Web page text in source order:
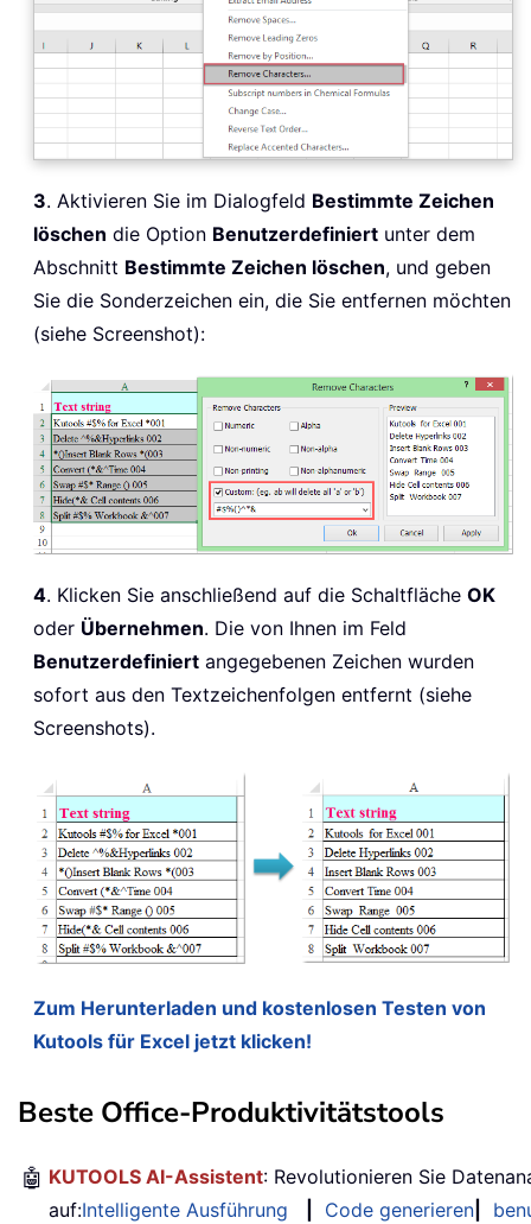
3. Aktivieren Sie im Dialogfeld Bestimmte Zeichen
löschen die Option Benutzerdefiniert unter dem
Abschnitt Bestimmte Zeichen löschen, und geben
Sie die Sonderzeichen ein, die Sie entfernen möchten
(siehe Screenshot):
4. Klicken Sie anschließend auf die Schaltfläche OK
oder Übernehmen. Die von Ihnen im Feld
Benutzerdefiniert angegebenen Zeichen wurden
sofort aus den Textzeichenfolgen entfernt (siehe
Screenshots).
Zum Herunterladen und kostenlosen Testen von
Kutools für Excel jetzt klicken!
Beste Office-Produktivitätstools
🤖 KUTOOLS AI-Assistent: Revolutionieren Sie
auf:Intelligente Ausführung Code generieren